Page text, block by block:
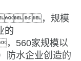
，规模
的
家规模以
防水企业创造的